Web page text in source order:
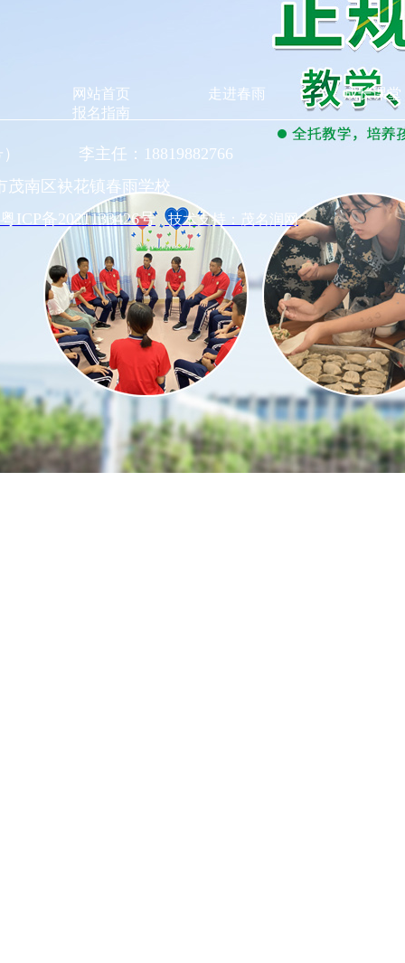
网站首页 走进春雨
成长课堂
报名指南
号） 李主任：18819882766
茂南区袂花镇春雨学校
粤ICP备2021133426号
技术支持：茂名润网